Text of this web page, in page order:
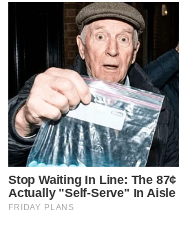
Stop Waiting In Line: The
Actually "Self-Serve" In Aisle
FRIDAY PLANS